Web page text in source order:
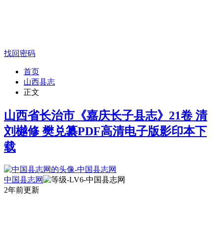
找回密码
首页
山西县志
正文
山西省长治市《嘉庆长子县志》21卷 清
刘樾修 樊兑纂PDF高清电子版影印本下
载
中国县志网
2年前更新